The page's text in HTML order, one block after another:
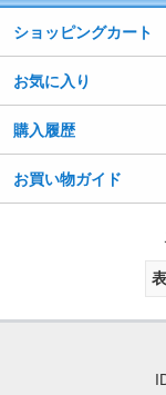
ショッピングカート
お気に入り
購入履歴
お買い物ガイド